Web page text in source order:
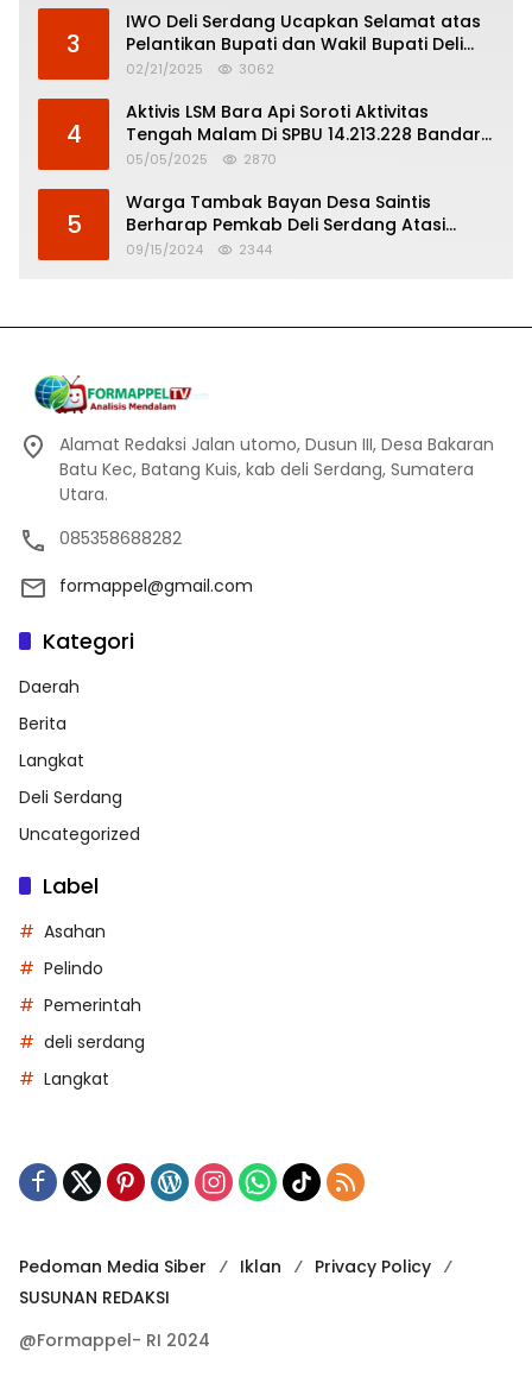
3
IWO Deli Serdang Ucapkan Selamat atas
Pelantikan Bupati dan Wakil Bupati Deli
Serdang
02/21/2025 3062
4
Aktivis LSM Bara Api Soroti Aktivitas
Tengah Malam Di SPBU 14.213.228 Bandar
Tinggi
05/05/2025 2870
5
Warga Tambak Bayan Desa Saintis
Berharap Pemkab Deli Serdang Atasi
Banjir
09/15/2024 2344
Alamat Redaksi Jalan utomo, Dusun III, Desa Bakaran
Batu Kec, Batang Kuis, kab deli Serdang, Sumatera
Utara.
085358688282
formappel@gmail.com
Kategori
Daerah
Berita
Langkat
Deli Serdang
Uncategorized
Label
Asahan
Pelindo
Pemerintah
deli serdang
Langkat
Pedoman Media Siber Iklan
Privacy Policy
SUSUNAN REDAKSI
@Formappel- RI 2024